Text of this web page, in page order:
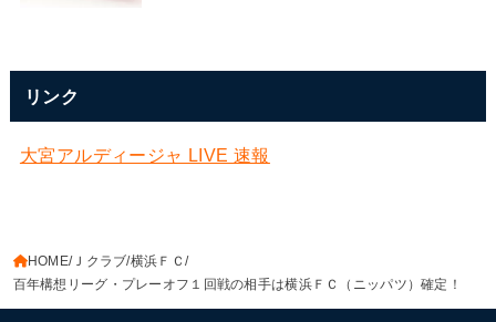
リンク
大宮アルディージャ LIVE 速報
HOME Ｊクラブ 横浜ＦＣ
百年構想リーグ・プレーオフ１回戦の相手は横浜ＦＣ（ニッパツ）確定！